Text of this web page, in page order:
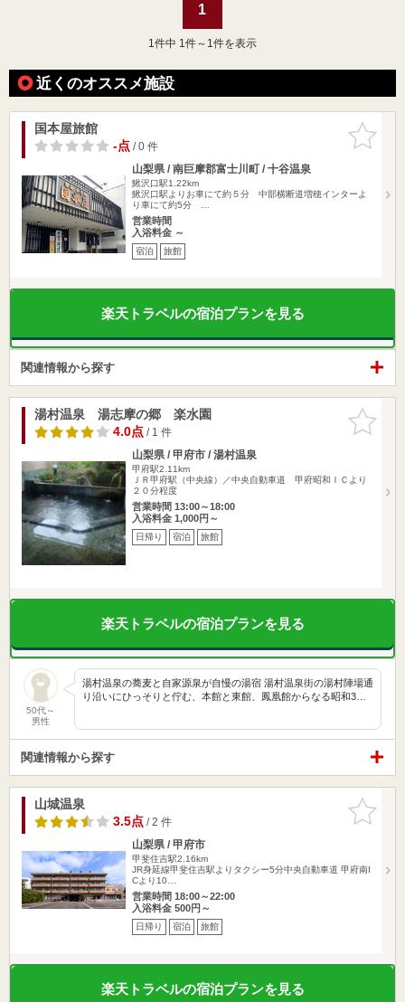
1
1 件中 1件～1件を表示
近くのオススメ施設
お気に入
りに追加
国本屋旅館
-点/ 0 件
山梨県 / 南巨摩郡富士川町 / 十谷温泉
鰍沢口駅1.22km
鰍沢口駅よりお車にて約５分 中部横断道増穂インターよ
り車にて約5分 …
営業時間
入浴料金 ～
宿泊 旅館
楽天トラベルの宿泊プランを見る
関連情報から探す
お気に入
りに追加
湯村温泉 湯志摩の郷 楽水園
4.0点/ 1 件
山梨県 / 甲府市 / 湯村温泉
甲府駅2.11km
ＪＲ甲府駅（中央線）／中央自動車道 甲府昭和ＩＣより
２０分程度
営業時間 13:00～18:00
入浴料金 1,000円～
日帰り 宿泊 旅館
楽天トラベルの宿泊プランを見る
50代～
男性
湯村温泉の蕎麦と自家源泉が自慢の湯宿 湯村温泉街の湯村陣場通
り沿いにひっそりと佇む、本館と東館、鳳凰館からなる昭和3…
関連情報から探す
お気に入
りに追加
山城温泉
3.5点/ 2 件
山梨県 / 甲府市
甲斐住吉駅2.16km
JR身延線甲斐住吉駅よりタクシー5分中央自動車道 甲府南I
Cより10…
営業時間 18:00～22:00
入浴料金 500円～
日帰り 宿泊 旅館
楽天トラベルの宿泊プランを見る